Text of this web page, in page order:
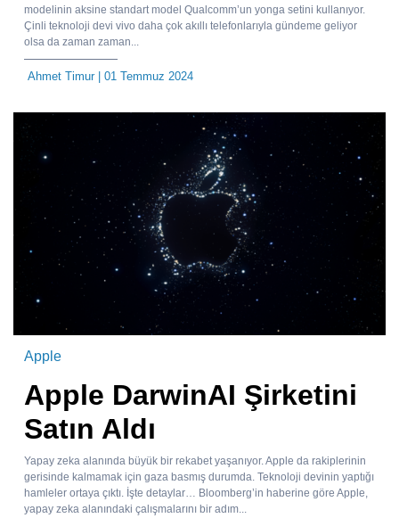
modelinin aksine standart model Qualcomm’un yonga setini kullanıyor.
Çinli teknoloji devi vivo daha çok akıllı telefonlarıyla gündeme geliyor
olsa da zaman zaman...
Ahmet Timur| 01 Temmuz 2024
Apple
Apple DarwinAI Şirketini
Satın Aldı
Yapay zeka alanında büyük bir rekabet yaşanıyor. Apple da rakiplerinin
gerisinde kalmamak için gaza basmış durumda. Teknoloji devinin yaptığı
hamleler ortaya çıktı. İşte detaylar… Bloomberg’in haberine göre Apple,
yapay zeka alanındaki çalışmalarını bir adım...